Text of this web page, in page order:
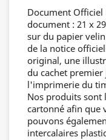
Document Officiel
document : 21 x
sur du papier
de la notice
original, une
du cachet premier
l'imprimerie du
Nos produits sont
cartonné afin que
pouvons
intercalaires